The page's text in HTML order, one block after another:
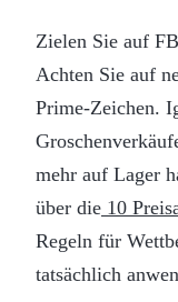
Zielen Sie auf
Achten Sie auf
Prime-Zeichen.
mehr auf Lager
über die 10
Regeln für
tatsächlich